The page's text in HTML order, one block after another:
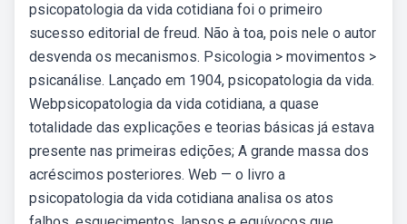
psicopatologia da vida cotidiana foi o primeiro
sucesso editorial de freud. Não à toa, pois nele o autor
desvenda os mecanismos. Psicologia > movimentos >
psicanálise. Lançado em 1904, psicopatologia da vida.
Webpsicopatologia da vida cotidiana, a quase
totalidade das explicações e teorias básicas já estava
presente nas primeiras edições; A grande massa dos
acréscimos posteriores. Web — o livro a
psicopatologia da vida cotidiana analisa os atos